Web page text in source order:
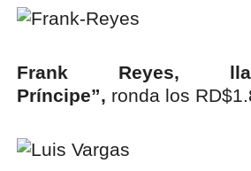
Frank Reyes,
Príncipe”, ronda los